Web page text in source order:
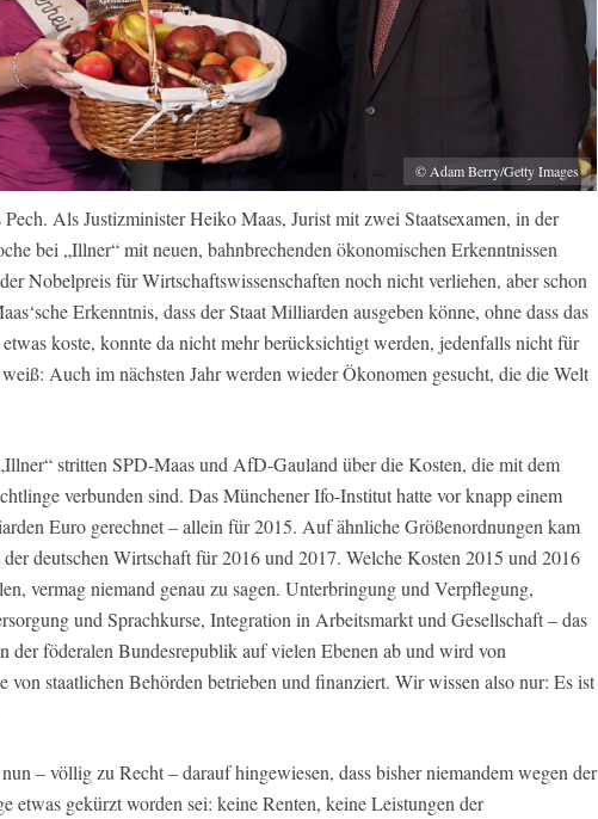
© Adam Berry/Getty Images
Als Justizminister Heiko Maas, Jurist mit zwei Staatsexamen, in der
bei „Illner“ mit neuen, bahnbrechenden ökonomischen Erkenntnissen
Nobelpreis für Wirtschaftswissenschaften noch nicht verliehen, aber schon
Erkenntnis, dass der Staat Milliarden ausgeben könne, ohne dass das
koste, konnte da nicht mehr berücksichtigt werden, jedenfalls nicht für
Auch im nächsten Jahr werden wieder Ökonomen gesucht, die die Welt
stritten SPD-Maas und AfD-Gauland über die Kosten, die mit dem
verbunden sind. Das Münchener Ifo-Institut hatte vor knapp einem
Euro gerechnet – allein für 2015. Auf ähnliche Größenordnungen kam
deutschen Wirtschaft für 2016 und 2017. Welche Kosten 2015 und 2016
vermag niemand genau zu sagen. Unterbringung und Verpflegung,
und Sprachkurse, Integration in Arbeitsmarkt und Gesellschaft – das
der föderalen Bundesrepublik auf vielen Ebenen ab und wird von
von staatlichen Behörden betrieben und finanziert. Wir wissen also nur: Es ist
– völlig zu Recht – darauf hingewiesen, dass bisher niemandem wegen der
etwas gekürzt worden sei: keine Renten, keine Leistungen der